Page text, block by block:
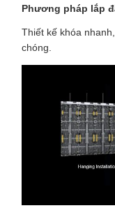
Phương pháp lắp
Thiết kế khóa
chóng.